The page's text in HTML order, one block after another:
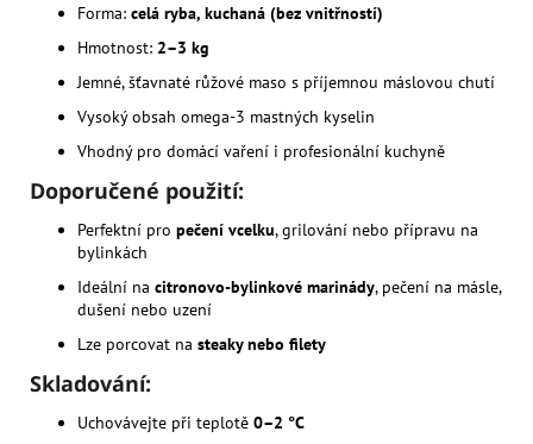
Forma: celá ryba, kuchaná (bez vnitřností)
Hmotnost: 2–3 kg
Jemné, šťavnaté růžové maso s příjemnou máslovou chutí
Vysoký obsah omega-3 mastných kyselin
Vhodný pro domácí vaření i profesionální kuchyně
Doporučené použití:
Perfektní pro pečení vcelku, grilování nebo přípravu na
bylinkách
Ideální na citronovo-bylinkové marinády, pečení na másle,
dušení nebo uzení
Lze porcovat na steaky nebo filety
Skladování:
Uchovávejte při teplotě 0–2 °C